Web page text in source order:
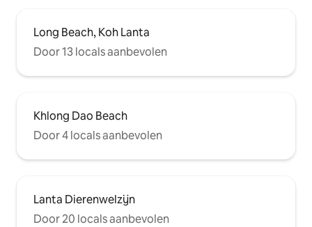
Long Beach, Koh Lanta
Door 13 locals aanbevolen
Khlong Dao Beach
Door 4 locals aanbevolen
Lanta Dierenwelzijn
Door 20 locals aanbevolen